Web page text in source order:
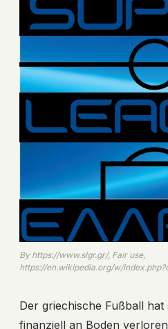
By https://www.slgr.gr/, Fair use,
https://en.wikipedia.org/w/
Der griechische Fußball
finanziell an Boden